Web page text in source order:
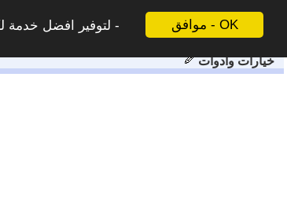
موافق - OK
لتوفير افضل خدمة
خيارات وادوات